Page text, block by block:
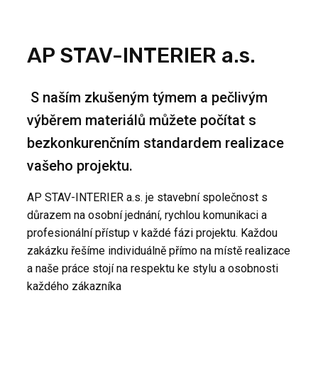
AP STAV-INTERIER a.s.
S naším zkušeným týmem a pečlivým
výběrem materiálů můžete počítat s
bezkonkurenčním standardem realizace
vašeho projektu.
AP STAV-INTERIER a.s. je stavební společnost s
důrazem na osobní jednání, rychlou komunikaci a
profesionální přístup v každé fázi projektu. Každou
zakázku řešíme individuálně přímo na místě realizace
a naše práce stojí na respektu ke stylu a osobnosti
každého zákazníka